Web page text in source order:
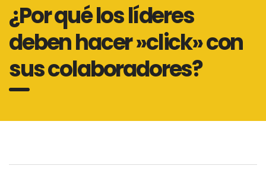
¿Por qué los líderes
deben hacer »click» con
sus colaboradores?